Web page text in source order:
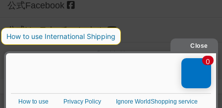
公式Facebook
公式YouTubeチャンネル
Copyright (c)